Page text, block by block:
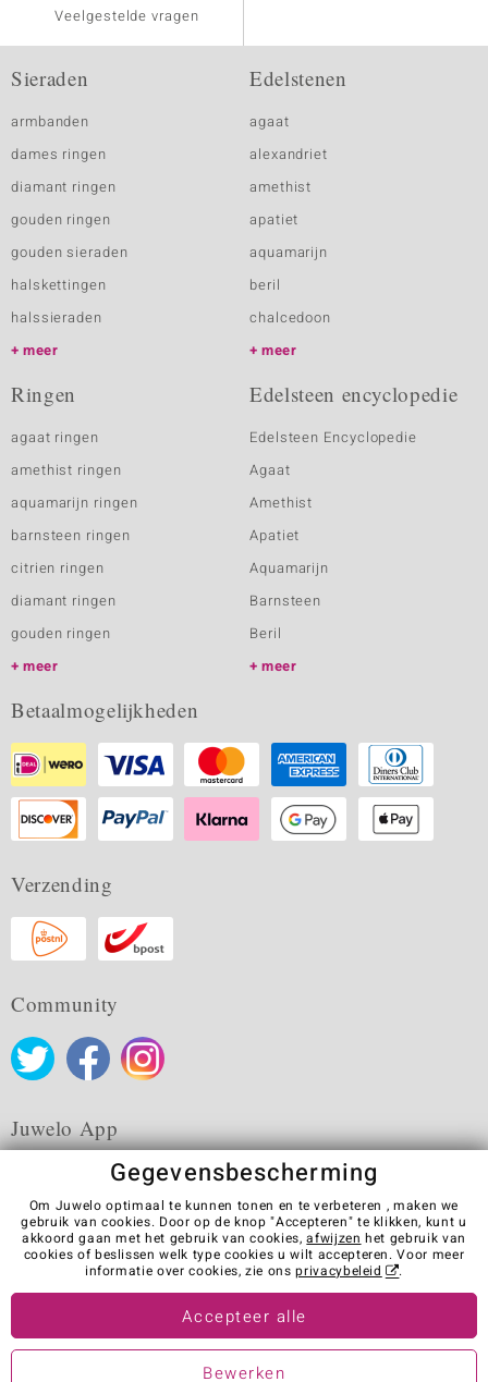
Veelgestelde vragen
Sieraden
armbanden
dames ringen
diamant ringen
gouden ringen
gouden sieraden
halskettingen
halssieraden
meer
Edelstenen
agaat
alexandriet
amethist
apatiet
aquamarijn
beril
chalcedoon
meer
Ringen
agaat ringen
amethist ringen
aquamarijn ringen
barnsteen ringen
citrien ringen
diamant ringen
gouden ringen
meer
Edelsteen encyclopedie
Edelsteen Encyclopedie
Agaat
Amethist
Apatiet
Aquamarijn
Barnsteen
Beril
meer
Betaalmogelijkheden
Verzending
Community
Juwelo App
Algemene verkoopvoorwaarden Privacybeleid
Cookies
Colofon
Contact
Contract herroepen
Visit our stores in other countries:
Gegevensbescherming
Om Juwelo optimaal te kunnen tonen en te verbeteren , maken we
gebruik van cookies. Door op de knop "Accepteren" te klikken, kunt u
akkoord gaan met het gebruik van cookies,afwijzen het gebruik van
cookies of beslissen welk type cookies u wilt accepteren. Voor meer
informatie over cookies, zie onsprivacybeleid .
Accepteer alle
Bewerken